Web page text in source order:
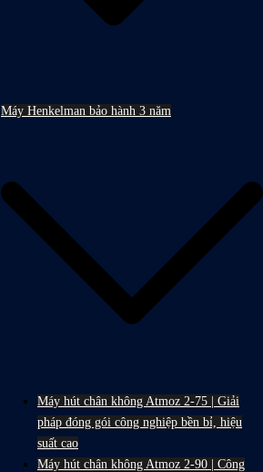
Máy Henkelman bảo hành 3 năm
Máy hút chân không Atmoz 2-75 | Giải
pháp đóng gói công nghiệp bền bỉ, hiệu
suất cao
Máy hút chân không Atmoz 2-90 | Công